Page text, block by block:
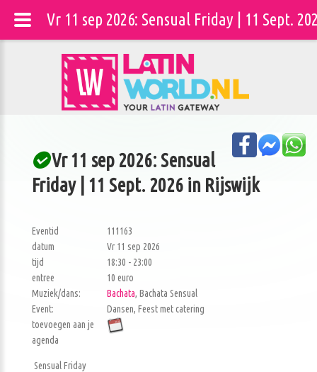
Vr 11 sep 2026: Sensual
Friday | 11 Sept. 2026 in Rijswijk
Eventid
111163
datum
Vr 11 sep 2026
tijd
18:30 - 23:00
entree
10 euro
Muziek/dans:
Bachata, Bachata Sensual
Event:
Dansen, Feest met catering
toevoegen aan je
agenda
Sensual Friday
Vr 11 sep 2026: Sensual Friday | 11 Sept.